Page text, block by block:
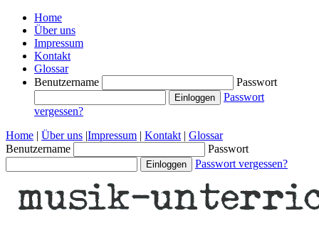
Home
Über uns
Impressum
Kontakt
Glossar
Benutzername
Passwort
Passwort
vergessen?
Home | Über uns |Impressum | Kontakt | Glossar
Benutzername
Passwort
Passwort vergessen?